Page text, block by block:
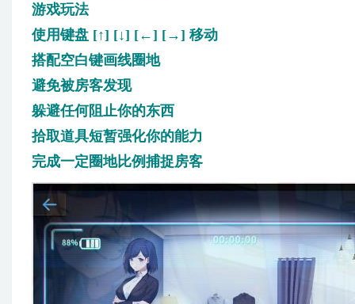
游戏玩法
使用键盘 [↑] [↓] [←] [→] 移动
搭配空白键画线圈地
避免被房客发现
躲避任何阻止你的东西
拾取道具短暂强化你的能力
完成一定圈地比例捕捉房客